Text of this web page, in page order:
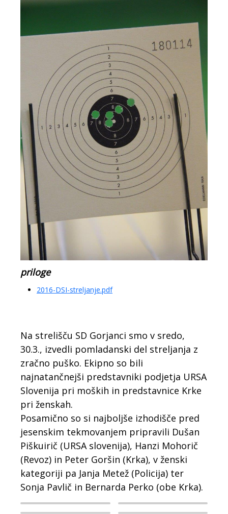
priloge
2016-DSI-streljanje.pdf
Na strelišču SD Gorjanci smo v sredo,
30.3., izvedli pomladanski del streljanja z
zračno puško. Ekipno so bili
najnatančnejši predstavniki podjetja URSA
Slovenija pri moških in predstavnice Krke
pri ženskah.
Posamično so si najboljše izhodišče pred
jesenskim tekmovanjem pripravili Dušan
Piškuirič (URSA slovenija), Hanzi Mohorič
(Revoz) in Peter Goršin (Krka), v ženski
kategoriji pa Janja Metež (Policija) ter
Sonja Pavlič in Bernarda Perko (obe Krka).